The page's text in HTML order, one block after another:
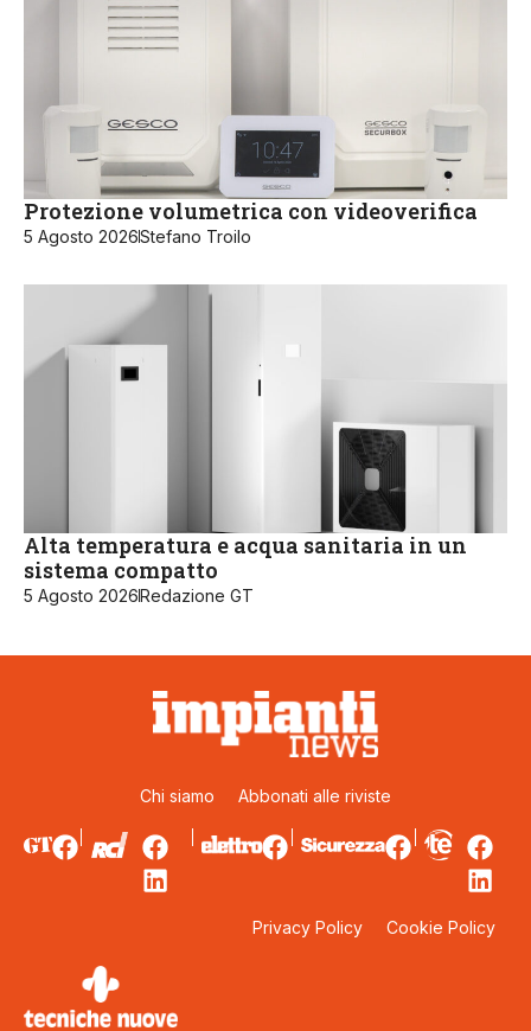
Protezione volumetrica con videoverifica
5 Agosto 2026Stefano Troilo
Alta temperatura e acqua sanitaria in un
sistema compatto
5 Agosto 2026Redazione GT
Chi siamo Abbonati alle riviste
Privacy Policy Cookie Policy